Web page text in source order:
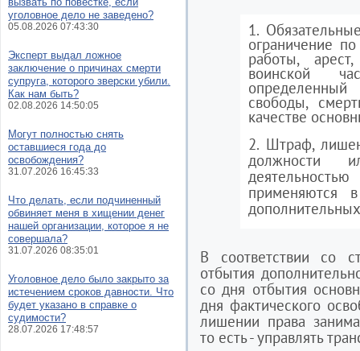
1.
ограничение
работы,
воинской
свободы,
качестве
2. Штраф,
должности
применяются
В соответствии со
отбытия
со дня отбытия
дня фактического
лишении права
то есть - управлять
уголовное дело не заведено?
05.08.2026 07:43:30
Эксперт выдал ложное
заключение о причинах смерти
супруга, которого зверски убили.
Как нам быть?
02.08.2026 14:50:05
Могут полностью снять
оставшиеся года до
освобождения?
31.07.2026 16:45:33
Что делать, если подчиненный
обвиняет меня в хищении денег
нашей организации, которое я не
совершала?
31.07.2026 08:35:01
Уголовное дело было закрыто за
истечением сроков давности. Что
будет указано в справке о
судимости?
28.07.2026 17:48:57